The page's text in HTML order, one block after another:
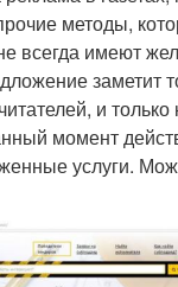
методы,
всегда имеют
заметит
и
момент
услуги.